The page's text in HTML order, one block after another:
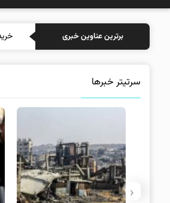
برترین عناوین خبری
سرتیتر خبرها
‹